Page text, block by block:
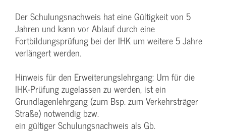
Der Schulungsnachweis hat eine Gültigkeit von 5
Jahren und kann vor Ablauf durch eine
Fortbildungsprüfung bei der IHK um weitere 5 Jahre
verlängert werden.
Hinweis für den Erweiterungslehrgang: Um für die
IHK-Prüfung zugelassen zu werden, ist ein
Grundlagenlehrgang (zum Bsp. zum Verkehrsträger
Straße) notwendig bzw.
ein gültiger Schulungsnachweis als Gb.